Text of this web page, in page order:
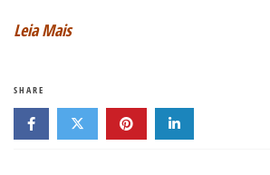
Leia Mais
SHARE